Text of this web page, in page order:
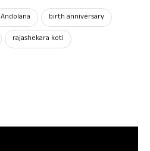
Andolana
birth anniversary
rajashekara koti